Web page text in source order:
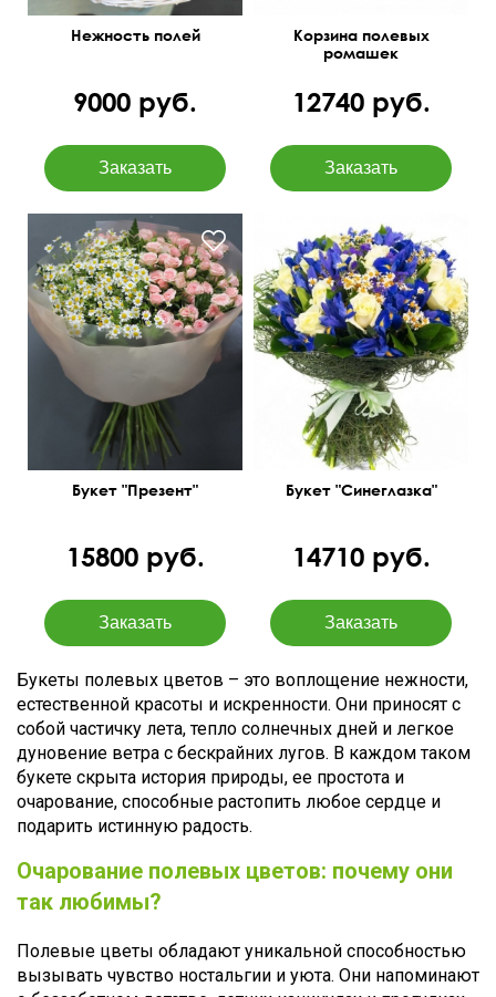
Нежность полей
9000 руб.
Корзина полевых
ромашек
12740 руб.
Танацетум (ромашки),
кустовые розы
Букет "Презент"
15800 руб.
Синие ирисы, розы,
ромашка, сизаль, лента
50 см
45 см
Букет "Синеглазка"
14710 руб.
Букеты полевых цветов – это воплощение нежности,
естественной красоты и искренности. Они приносят с
собой частичку лета, тепло солнечных дней и легкое
дуновение ветра с бескрайних лугов. В каждом таком
букете скрыта история природы, ее простота и
очарование, способные растопить любое сердце и
подарить истинную радость.
Очарование полевых цветов: почему они
так любимы?
Полевые цветы обладают уникальной способностью
вызывать чувство ностальгии и уюта. Они напоминают